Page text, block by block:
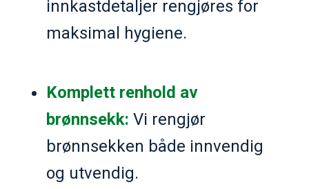
innkastdetaljer rengjøres for
maksimal hygiene.
Komplett renhold av
brønnsekk: Vi rengjør
brønnsekken både innvendig
og utvendig.